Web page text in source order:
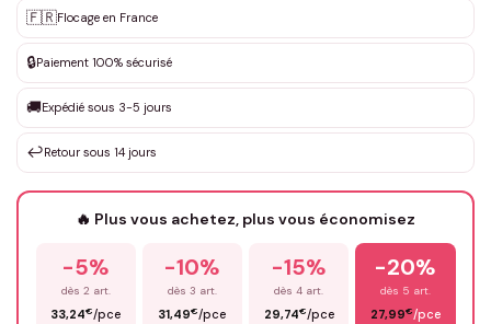
✨ Personnalisation sur mesure
DEVIS GRATUIT · Personnalisation de 3 à 10€ selon la demande
Que souhaitez-vous ?*
Votre texte / idée*
Prénom*
🇫🇷Flocage en France
🔒Paiement 100% sécurisé
🚚Expédié sous 3-5 jours
↩️Retour sous 14 jours
🔥 Plus vous achetez, plus vous économisez
-5%
dès 2 art.
33,24€/pce
-10%
dès 3 art.
31,49€/pce
-15%
dès 4 art.
29,74€/pce
-20%
dès 5 art.
27,99€/pce